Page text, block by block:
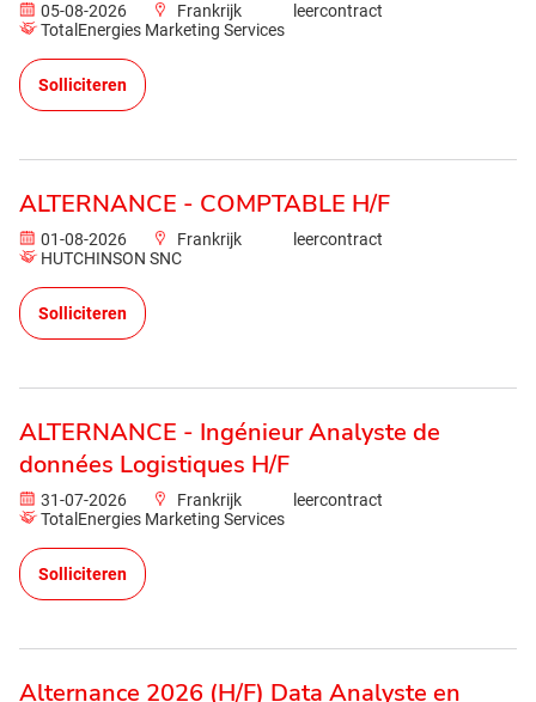
05-08-2026 Frankrijk
leercontract
TotalEnergies Marketing Services
Solliciteren
ALTERNANCE - COMPTABLE H/F
01-08-2026 Frankrijk
leercontract
HUTCHINSON SNC
Solliciteren
ALTERNANCE - Ingénieur Analyste de
données Logistiques H/F
31-07-2026 Frankrijk
leercontract
TotalEnergies Marketing Services
Solliciteren
Alternance 2026 (H/F) Data Analyste en